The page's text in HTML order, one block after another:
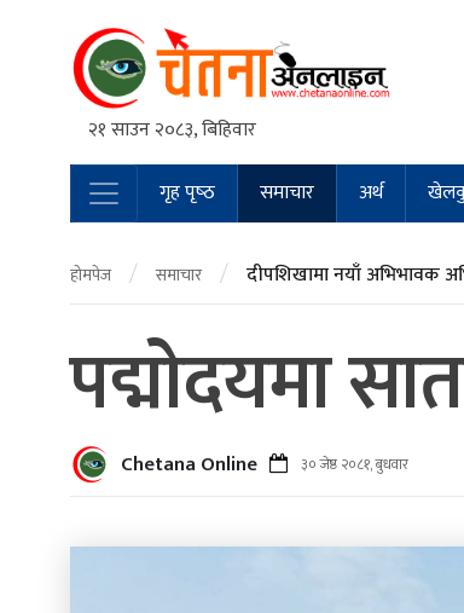
२१ साउन २०८३, बिहिवार
Main Navigation
गृह पृष्‍ठ समाचार अर्थ
होमपेज / समाचार / दीपशिखामा नयाँ अभिभावक
पद्माेदयमा
Chetana Online ३० जेष्ठ २०८१, बुधवार